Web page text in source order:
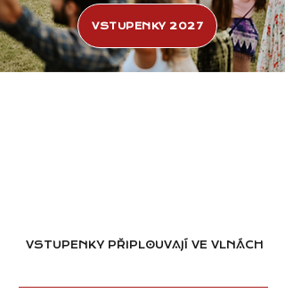
VSTUPENKY 2027
VSTUPENKY PŘIPLOUVAJÍ VE VLNÁCH